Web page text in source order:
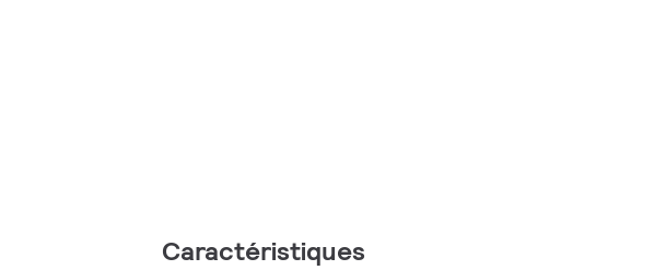
Caractéristiques